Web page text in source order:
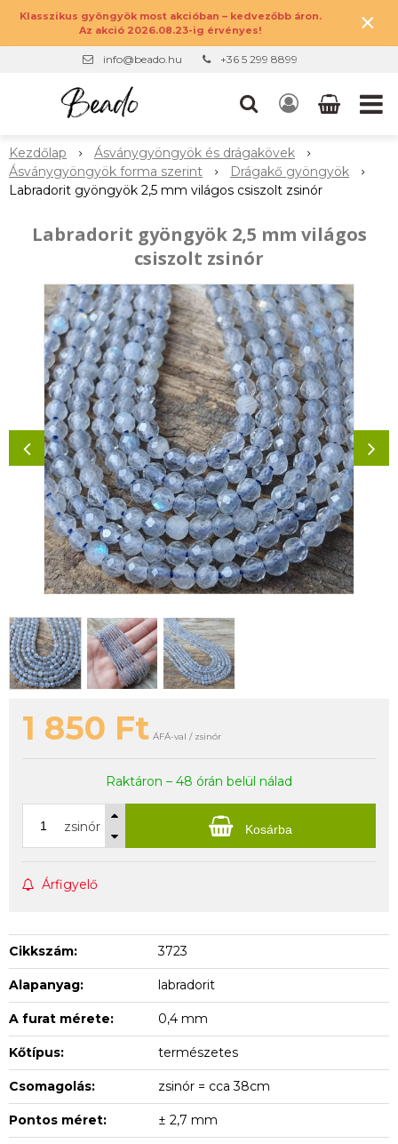
Klasszikus gyöngyök most akcióban – kedvezőbb áron.
Az akció 2026.08.23-ig érvényes!
×
info@beado.hu +36 5 299 8899
Kezdőlap
Ásványgyöngyök és drágakövek
Ásványgyöngyök forma szerint
Drágakő gyöngyök
Labradorit gyöngyök 2,5 mm világos csiszolt zsinór
Labradorit gyöngyök 2,5 mm világos
csiszolt zsinór
1 850 Ft ÁFÁ-val / zsinór
Raktáron – 48 órán belül nálad
zsinór Kosárba
Árfigyelő
Cikkszám: 3723
Alapanyag: labradorit
A furat mérete: 0,4 mm
Kőtípus: természetes
Csomagolás: zsinór = cca 38cm
Pontos méret: ± 2,7 mm